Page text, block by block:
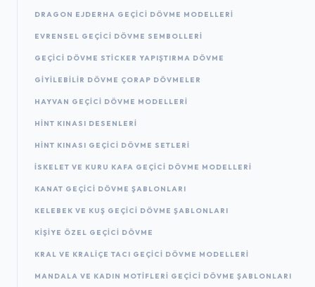
DRAGON EJDERHA GEÇICI DÖVME MODELLERI
EVRENSEL GEÇICI DÖVME SEMBOLLERI
GEÇICI DÖVME STICKER YAPIŞTIRMA DÖVME
GIYILEBILIR DÖVME ÇORAP DÖVMELER
HAYVAN GEÇICI DÖVME MODELLERI
HINT KINASI DESENLERI
HINT KINASI GEÇICI DÖVME SETLERI
İSKELET VE KURU KAFA GEÇICI DÖVME MODELLERI
KANAT GEÇICI DÖVME ŞABLONLARI
KELEBEK VE KUŞ GEÇICI DÖVME ŞABLONLARI
KIŞIYE ÖZEL GEÇICI DÖVME
KRAL VE KRALIÇE TACI GEÇICI DÖVME MODELLERI
MANDALA VE KADIN MOTIFLERI GEÇICI DÖVME ŞABLONLARI